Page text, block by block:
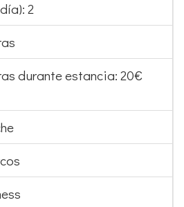
2
durante estancia: 20€